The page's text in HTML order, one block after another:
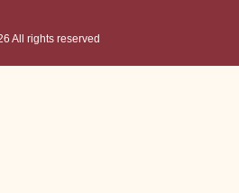
All rights reserved